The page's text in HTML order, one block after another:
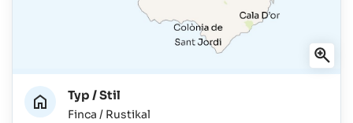
Typ / Stil
Finca / Rustikal